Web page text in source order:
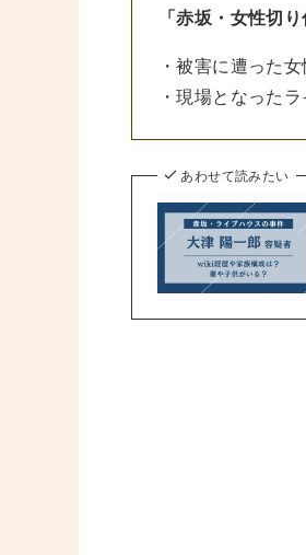
「赤坂・女性切り
・被害に遭った
・現場となった
あわせて読みたい